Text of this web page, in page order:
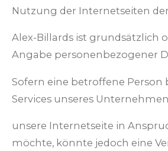
Nutzung der Internetseiten
Alex-Billards ist grundsätzlich
Angabe personenbezogener
Sofern eine betroffene Person
Services unseres
unsere Internetseite in
möchte, könnte jedoch eine